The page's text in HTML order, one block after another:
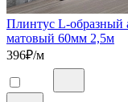
Плинтус L-
матовый 60мм 2,5м
396₽/м